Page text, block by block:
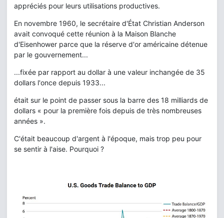
appréciés pour leurs utilisations productives.
En novembre 1960, le secrétaire d'État Christian Anderson
avait convoqué cette réunion à la Maison Blanche
d'Eisenhower parce que la réserve d'or américaine détenue
par le gouvernement...
...fixée par rapport au dollar à une valeur inchangée de 35
dollars l'once depuis 1933...
était sur le point de passer sous la barre des 18 milliards de
dollars « pour la première fois depuis de très nombreuses
années ».
C'était beaucoup d'argent à l'époque, mais trop peu pour
se sentir à l'aise. Pourquoi ?